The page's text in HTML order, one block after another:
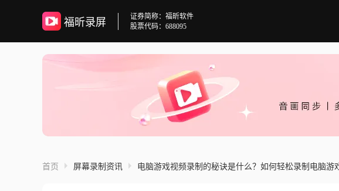
福昕录屏
证券简称：福昕软件
股票代码：688095
首页 屏幕录制资讯 电脑游戏视频录制的秘诀是什么？如何轻松录制电脑游